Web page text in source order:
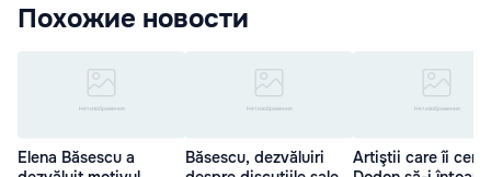
Похожие новости
Elena Băsescu a
Băsescu, dezvăluiri
Artiştii care îi cer